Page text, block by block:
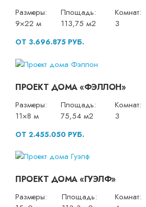
Размеры:
9×22 м
Площадь:
113,75 м2
Комнат:
3
ОТ 3.696.875 РУБ.
ПРОЕКТ ДОМА «ФЭЛЛОН»
Размеры:
11×8 м
Площадь:
75,54 м2
Комнат:
3
ОТ 2.455.050 РУБ.
ПРОЕКТ ДОМА «ГУЭЛФ»
Размеры:
Площадь:
Комнат: